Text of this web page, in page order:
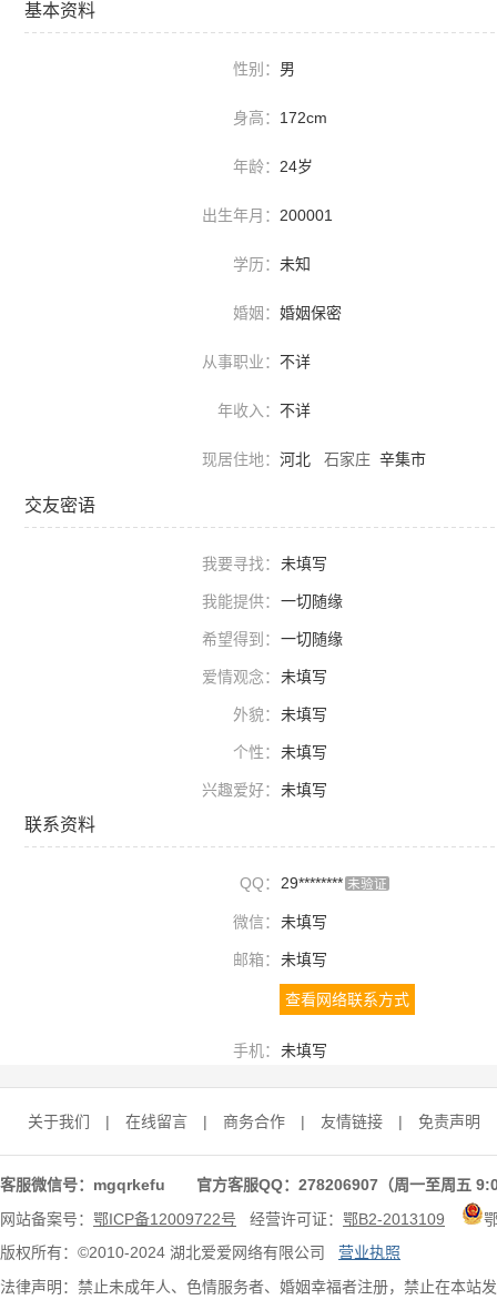
基本资料
性别： 男
身高： 172cm
年龄： 24岁
出生年月： 200001
学历： 未知
婚姻： 婚姻保密
从事职业： 不详
年收入： 不详
现居住地： 河北 石家庄 辛集市
交友密语
我要寻找： 未填写
我能提供： 一切随缘
希望得到： 一切随缘
爱情观念： 未填写
外貌： 未填写
个性： 未填写
兴趣爱好： 未填写
联系资料
QQ： 29******** 未验证
微信： 未填写
邮箱： 未填写
查看网络联系方式
手机： 未填写
关于我们 | 在线留言 | 商务合作 | 友情链接 | 免责声明
客服微信号：mgqrkefu 官方客服QQ：278206907（周一至周五
网站备案号： 鄂ICP备12009722号 经营许可证： 鄂B2-2013109
版权所有：©2010-2024 湖北爱爱网络有限公司 营业执照
法律声明：禁止未成年人、色情服务者、婚姻幸福者注册，禁止在本站